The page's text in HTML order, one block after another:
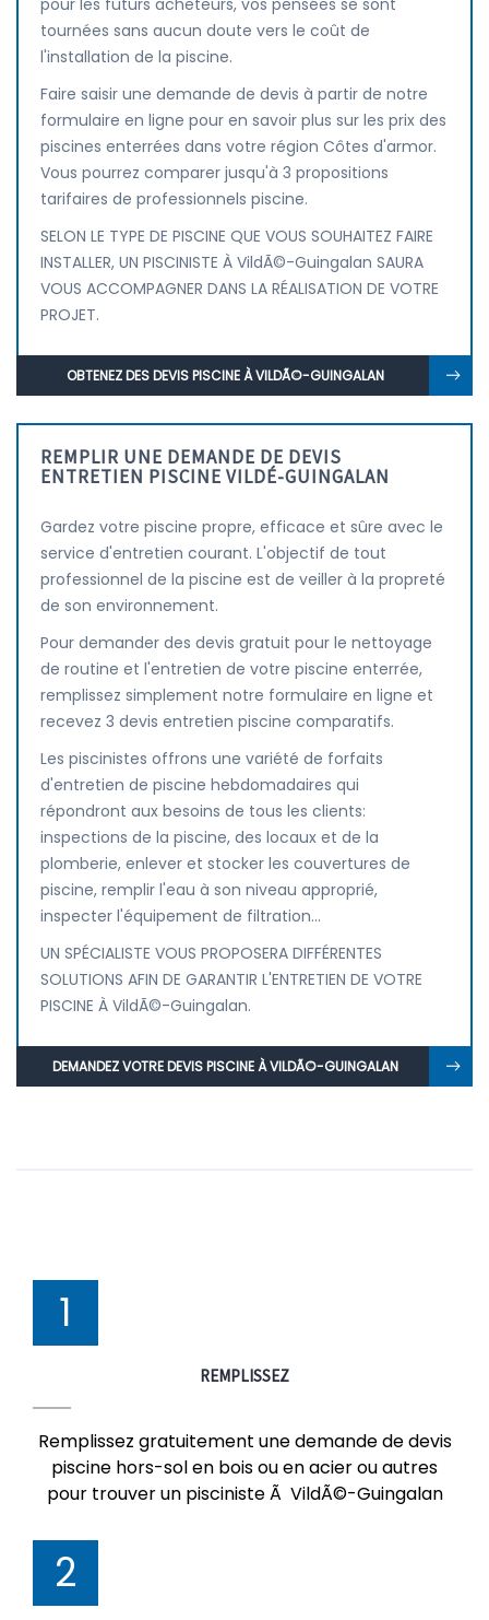
pour les futurs acheteurs, vos pensées se sont
tournées sans aucun doute vers le coût de
l'installation de la piscine.
Faire saisir une demande de devis à partir de notre
formulaire en ligne pour en savoir plus sur les prix des
piscines enterrées dans votre région Côtes d'armor.
Vous pourrez comparer jusqu'à 3 propositions
tarifaires de professionnels piscine.
SELON LE TYPE DE PISCINE QUE VOUS SOUHAITEZ FAIRE
INSTALLER, UN PISCINISTE À VildÃ©-Guingalan SAURA
VOUS ACCOMPAGNER DANS LA RÉALISATION DE VOTRE
PROJET.
OBTENEZ DES DEVIS PISCINE À VILDÃ©-GUINGALAN
REMPLIR UNE DEMANDE DE DEVIS
ENTRETIEN PISCINE VILDÉ-GUINGALAN
Gardez votre piscine propre, efficace et sûre avec le
service d'entretien courant. L'objectif de tout
professionnel de la piscine est de veiller à la propreté
de son environnement.
Pour demander des devis gratuit pour le nettoyage
de routine et l'entretien de votre piscine enterrée,
remplissez simplement notre formulaire en ligne et
recevez 3 devis entretien piscine comparatifs.
Les piscinistes offrons une variété de forfaits
d'entretien de piscine hebdomadaires qui
répondront aux besoins de tous les clients:
inspections de la piscine, des locaux et de la
plomberie, enlever et stocker les couvertures de
piscine, remplir l'eau à son niveau approprié,
inspecter l'équipement de filtration...
UN SPÉCIALISTE VOUS PROPOSERA DIFFÉRENTES
SOLUTIONS AFIN DE GARANTIR L'ENTRETIEN DE VOTRE
PISCINE À VildÃ©-Guingalan.
DEMANDEZ VOTRE DEVIS PISCINE À VILDÃ©-GUINGALAN
1
REMPLISSEZ
Remplissez gratuitement une demande de devis
piscine hors-sol en bois ou en acier ou autres
pour trouver un pisciniste Ã VildÃ©-Guingalan
2